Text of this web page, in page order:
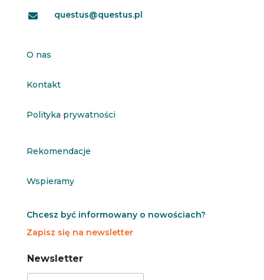
 questus@questus.pl
O nas
Kontakt
Polityka prywatności
Rekomendacje
Wspieramy
Chcesz być informowany o nowościach?
Zapisz się na newsletter
N
N
Newsletter